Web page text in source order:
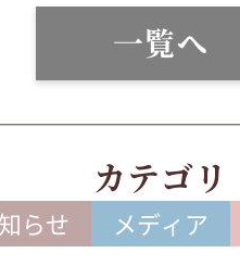
一覧へ
カテゴリ
らせ メディア